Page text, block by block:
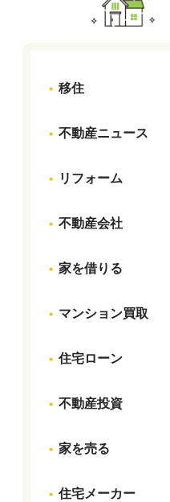
移住
不動産ニュース
リフォーム
不動産会社
家を借りる
マンション買取
住宅ローン
不動産投資
家を売る
住宅メーカー